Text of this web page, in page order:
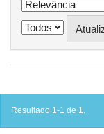
Resultado 1-1 de 1.